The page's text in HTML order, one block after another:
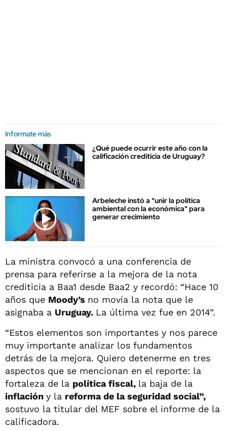
Informate más
¿Qué puede ocurrir este año con la
calificación crediticia de Uruguay?
Arbeleche instó a "unir la política
ambiental con la económica" para
generar crecimiento
La ministra convocó a una conferencia de
prensa para referirse a la mejora de la nota
crediticia a Baa1 desde Baa2 y recordó: “Hace 10
años que Moody’s no movía la nota que le
asignaba a Uruguay. La última vez fue en 2014”.
“Estos elementos son importantes y nos parece
muy importante analizar los fundamentos
detrás de la mejora. Quiero detenerme en tres
aspectos que se mencionan en el reporte: la
fortaleza de la política fiscal, la baja de la
inflación y la reforma de la seguridad social”,
sostuvo la titular del MEF sobre el informe de la
calificadora.